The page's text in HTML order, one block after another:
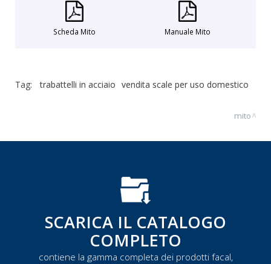
Scheda Mito Manuale Mito
Tag: trabattelli in acciaio vendita scale per uso domestico
mito
SCARICA IL CATALOGO
COMPLETO
contiene la gamma completa dei prodotti facal,